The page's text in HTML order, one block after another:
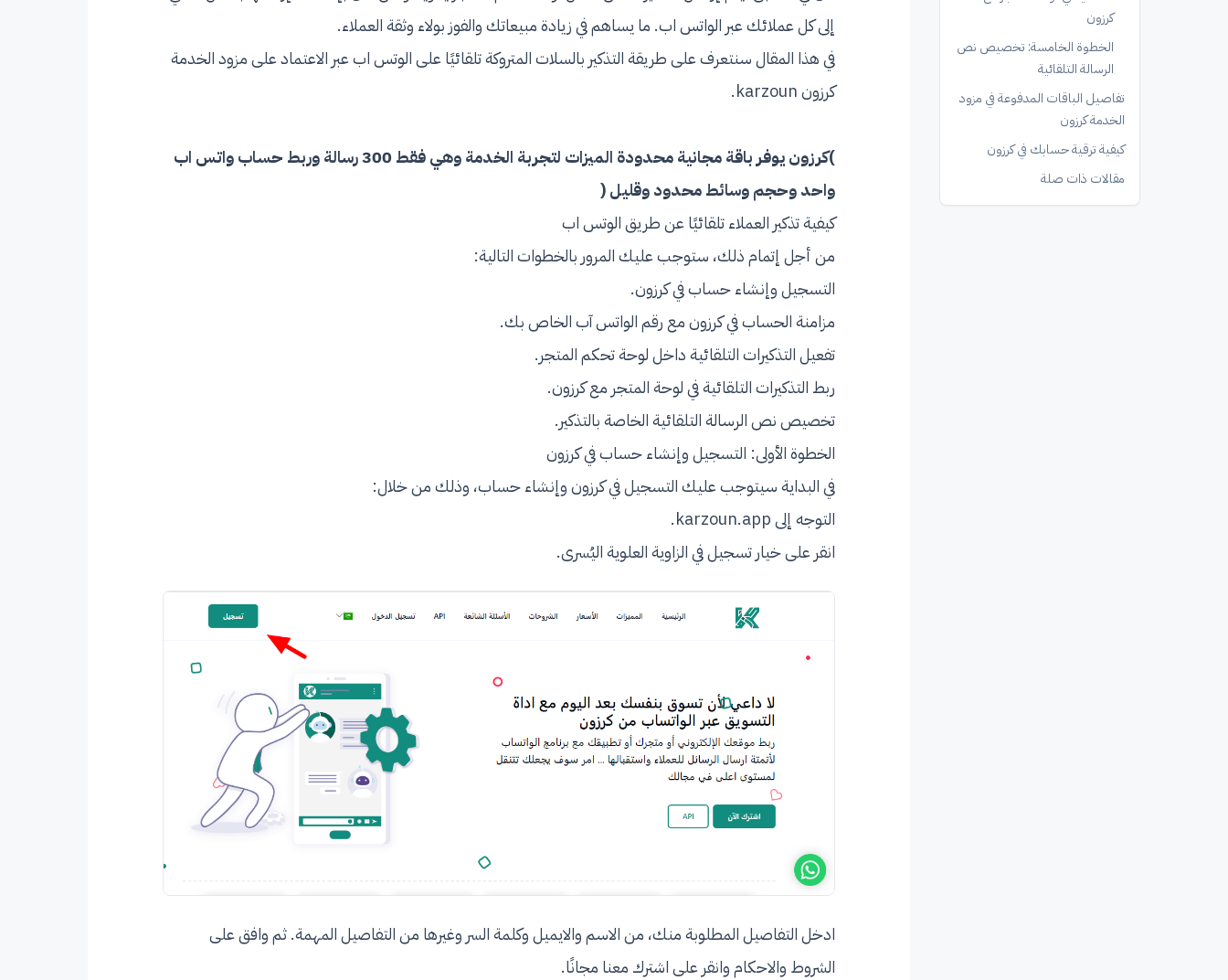
كرزون
الخطوة الخامسة: تخصيص نص
الرسالة التلقائية
تفاصيل الباقات المدفوعة في مزود
الخدمة كرزون
كيفية ترقية حسابك في كرزون
مقالات ذات صلة
إلى كل عملائك عبر الواتس اب. ما يساهم في زيادة مبيعاتك والفوز بولاء وثقة العملاء.
في هذا المقال سنتعرف على طريقة التذكير بالسلات المتروكة تلقائيًا على الوتس اب عبر الاعتماد على مزود الخدمة
كرزون karzoun.
(كرزون يوفر باقة مجانية محدودة الميزات لتجربة الخدمة وهي فقط 300 رسالة وربط حساب واتس اب
واحد وحجم وسائط محدود وقليل )
كيفية تذكير العملاء تلقائيًا عن طريق الوتس اب
من أجل إتمام ذلك، ستوجب عليك المرور بالخطوات التالية:
التسجيل وإنشاء حساب في كرزون.
مزامنة الحساب في كرزون مع رقم الواتس آب الخاص بك.
تفعيل التذكيرات التلقائية داخل لوحة تحكم المتجر.
ربط التذكيرات التلقائية في لوحة المتجر مع كرزون.
تخصيص نص الرسالة التلقائية الخاصة بالتذكير.
الخطوة الأولى: التسجيل وإنشاء حساب في كرزون
في البداية سيتوجب عليك التسجيل في كرزون وإنشاء حساب، وذلك من خلال:
التوجه إلىkarzoun.app
.
انقر على خيار تسجيل في الزاوية العلوية اليُسرى.
ادخل التفاصيل المطلوبة منك، من الاسم والايميل وكلمة السر وغيرها من التفاصيل المهمة. ثم وافق على
الشروط والاحكام وانقر على اشترك معنا مجانًا.